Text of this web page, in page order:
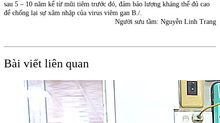
sau 5 – 10 năm kể từ mũi tiêm trước đó, đảm bảo lượng kháng thể đủ cao
để chống lại sự xâm nhập của virus viêm gan B./.
Người sưu tầm: Nguyễn Linh Trang
Bài viết liên quan